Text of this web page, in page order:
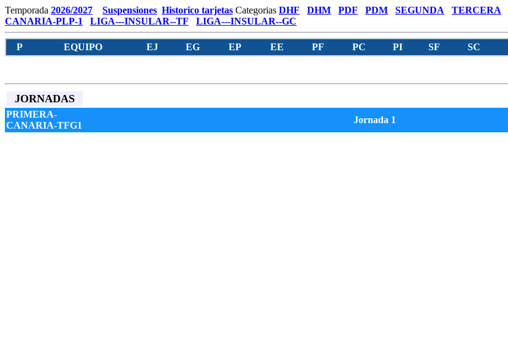
Temporada 2026/2027 Suspensiones Historico tarjetas Categorias DHF DHM PDF PDM SEGUNDA TERCERA
CANARIA-PLP-1
LIGA---INSULAR--TF LIGA---INSULAR--GC
P EQUIPO EJ EG EP EE PF PC PI SF SC
JORNADAS
PRIMERA-
CANARIA-TFG1
Jornada 1